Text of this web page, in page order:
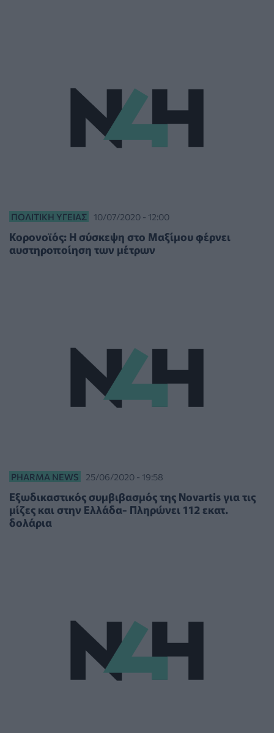
ΠΟΛΙΤΙΚΉ ΥΓΕΊΑΣ 10/07/2020 - 12:00
Κορονοϊός: Η σύσκεψη στο Μαξίμου φέρνει
αυστηροποίηση των μέτρων
PHARMA NEWS 25/06/2020 - 19:58
Εξωδικαστικός συμβιβασμός της Novartis για τις
μίζες και στην Ελλάδα- Πληρώνει 112 εκατ.
δολάρια